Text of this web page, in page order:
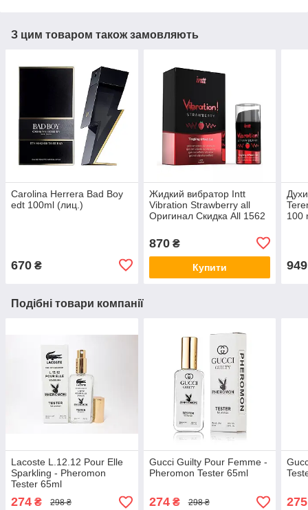
З цим товаром також замовляють
Carolina Herrera Bad Boy
edt 100ml (лиц.)
670 ₴
Жидкий вибратор Intt
Vibration Strawberry all
Оригинал Скидка All 1562
870₴
Купити
100
949
Подібні товари компанії
Lacoste L.12.12 Pour Elle
Sparkling - Pheromon
Tester 65ml
274 ₴ 298 ₴
Gucci Guilty Pour Femme -
Pheromon Tester 65ml
274₴ 298 ₴